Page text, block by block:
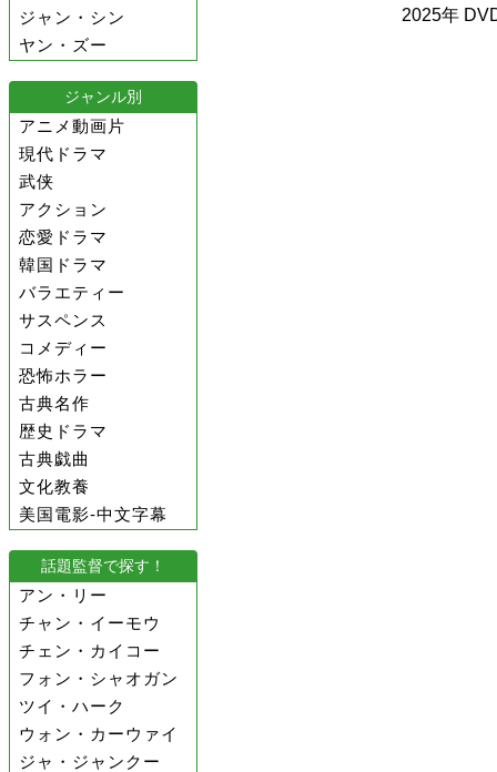
ジャン・シン
ヤン・ズー
ジャンル別
アニメ動画片
現代ドラマ
武侠
アクション
恋愛ドラマ
韓国ドラマ
バラエティー
サスペンス
コメディー
恐怖ホラー
古典名作
歴史ドラマ
古典戯曲
文化教養
美国電影-中文字幕
話題監督で探す！
アン・リー
チャン・イーモウ
チェン・カイコー
フォン・シャオガン
ツイ・ハーク
ウォン・カーウァイ
ジャ・ジャンクー
2025年